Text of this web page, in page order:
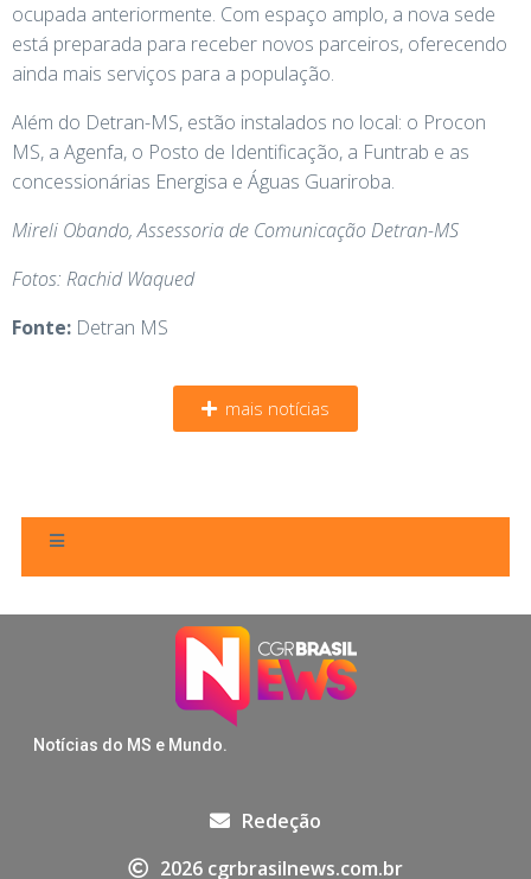
ocupada anteriormente. Com espaço amplo, a nova sede
está preparada para receber novos parceiros, oferecendo
ainda mais serviços para a população.
Além do Detran-MS, estão instalados no local: o Procon
MS, a Agenfa, o Posto de Identificação, a Funtrab e as
concessionárias Energisa e Águas Guariroba.
Mireli Obando, Assessoria de Comunicação Detran-MS
Fotos: Rachid Waqued
Fonte: Detran MS
mais notícias
Notícias do MS e Mundo.
Redeção
2026 cgrbrasilnews.com.br